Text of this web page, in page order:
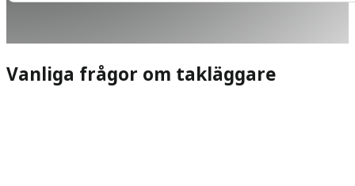
Vanliga frågor om takläggare